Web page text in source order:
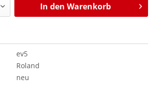
In den Warenkorb
ev5
Roland
neu